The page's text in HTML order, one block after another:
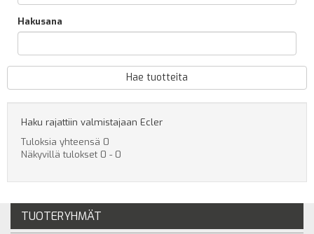
Hakusana
Haku rajattiin valmistajaan Ecler
Tuloksia yhteensä 0
Näkyvillä tulokset 0 - 0
TUOTERYHMÄT